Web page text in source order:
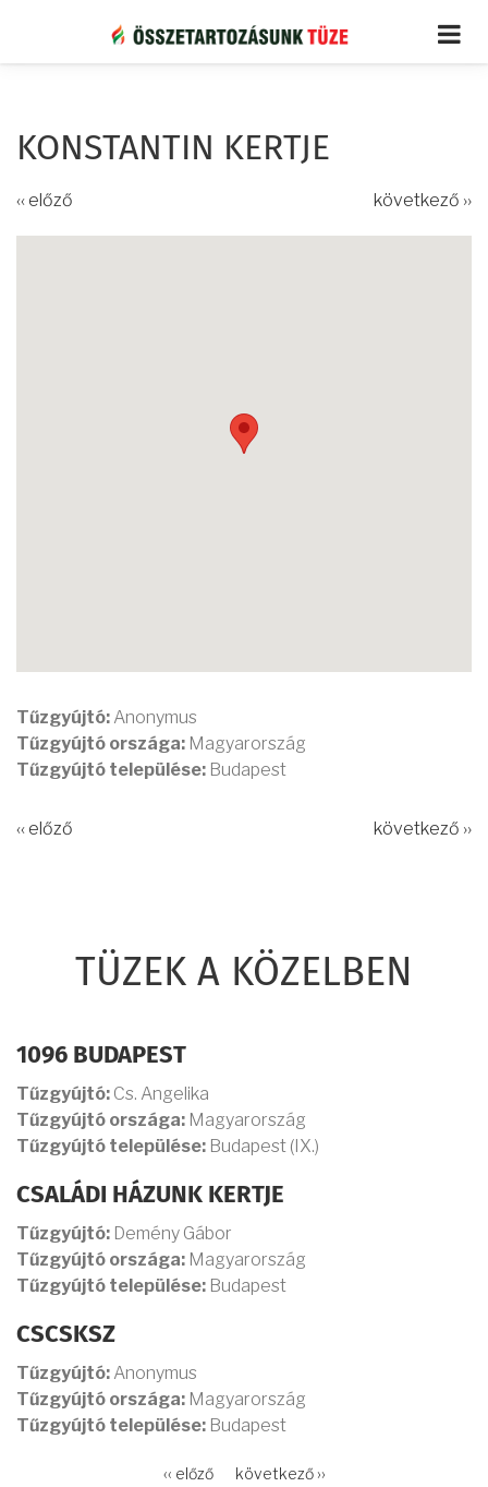
tartalomra
KONSTANTIN KERTJE
‹‹ előző következő ››
Tűzgyújtó: Anonymus
Tűzgyújtó országa: Magyarország
Tűzgyújtó települése: Budapest
‹‹ előző következő ››
TÜZEK A KÖZELBEN
1096 BUDAPEST
Tűzgyújtó: Cs. Angelika
Tűzgyújtó országa: Magyarország
Tűzgyújtó települése: Budapest (IX.)
CSALÁDI HÁZUNK KERTJE
Tűzgyújtó: Demény Gábor
Tűzgyújtó országa: Magyarország
Tűzgyújtó települése: Budapest
CSCSKSZ
Tűzgyújtó: Anonymus
Tűzgyújtó országa: Magyarország
Tűzgyújtó települése: Budapest
OLDALSZÁMOZÁS
Előző
‹‹ előző
Következő
következő ››